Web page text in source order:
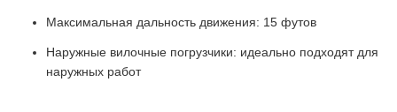
Максимальная дальность движения: 15 футов
Наружные вилочные погрузчики: идеально подходят для
наружных работ